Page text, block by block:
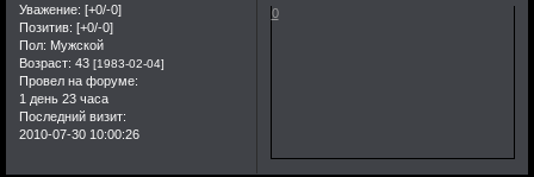
Уважение: [+0/-0]
Позитив: [+0/-0]
Пол: Мужской
Возраст: 43[1983-02-04]
Провел на форуме:
1 день 23 часа
Последний визит:
2010-07-30 10:00:26
0